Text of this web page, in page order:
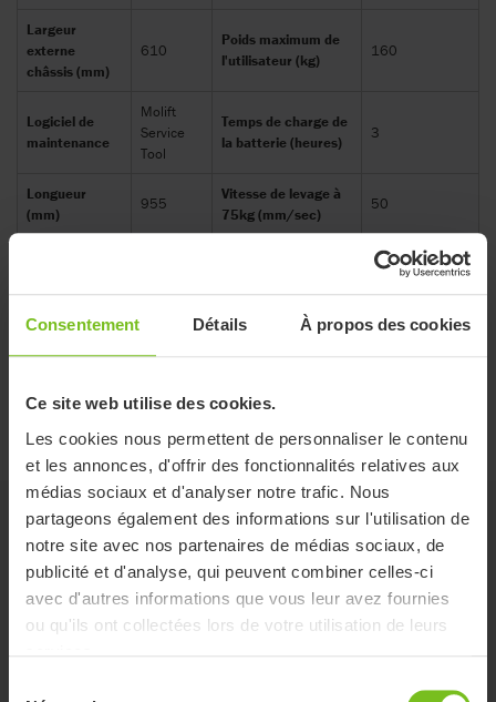
Consentement Détails À propos des cookies
Ce site web utilise des cookies.
Les cookies nous permettent de personnaliser le contenu
et les annonces, d'offrir des fonctionnalités relatives aux
médias sociaux et d'analyser notre trafic. Nous
partageons également des informations sur l'utilisation de
notre site avec nos partenaires de médias sociaux, de
publicité et d'analyse, qui peuvent combiner celles-ci
avec d'autres informations que vous leur avez fournies
ou qu'ils ont collectées lors de votre utilisation de leurs
Largeur
externe
châssis (mm)
610
Poids maximum de
l'utilisateur (kg)
160
Logiciel de
maintenance
Molift
Service
Tool
Temps de charge de
la batterie (heures)
3
Longueur
(mm)
955
Vitesse de levage à
75kg (mm/sec)
50
Guides des Tailles
Accessoires
Bras en U en option
pour Molift Quick Raiser 1 & 2